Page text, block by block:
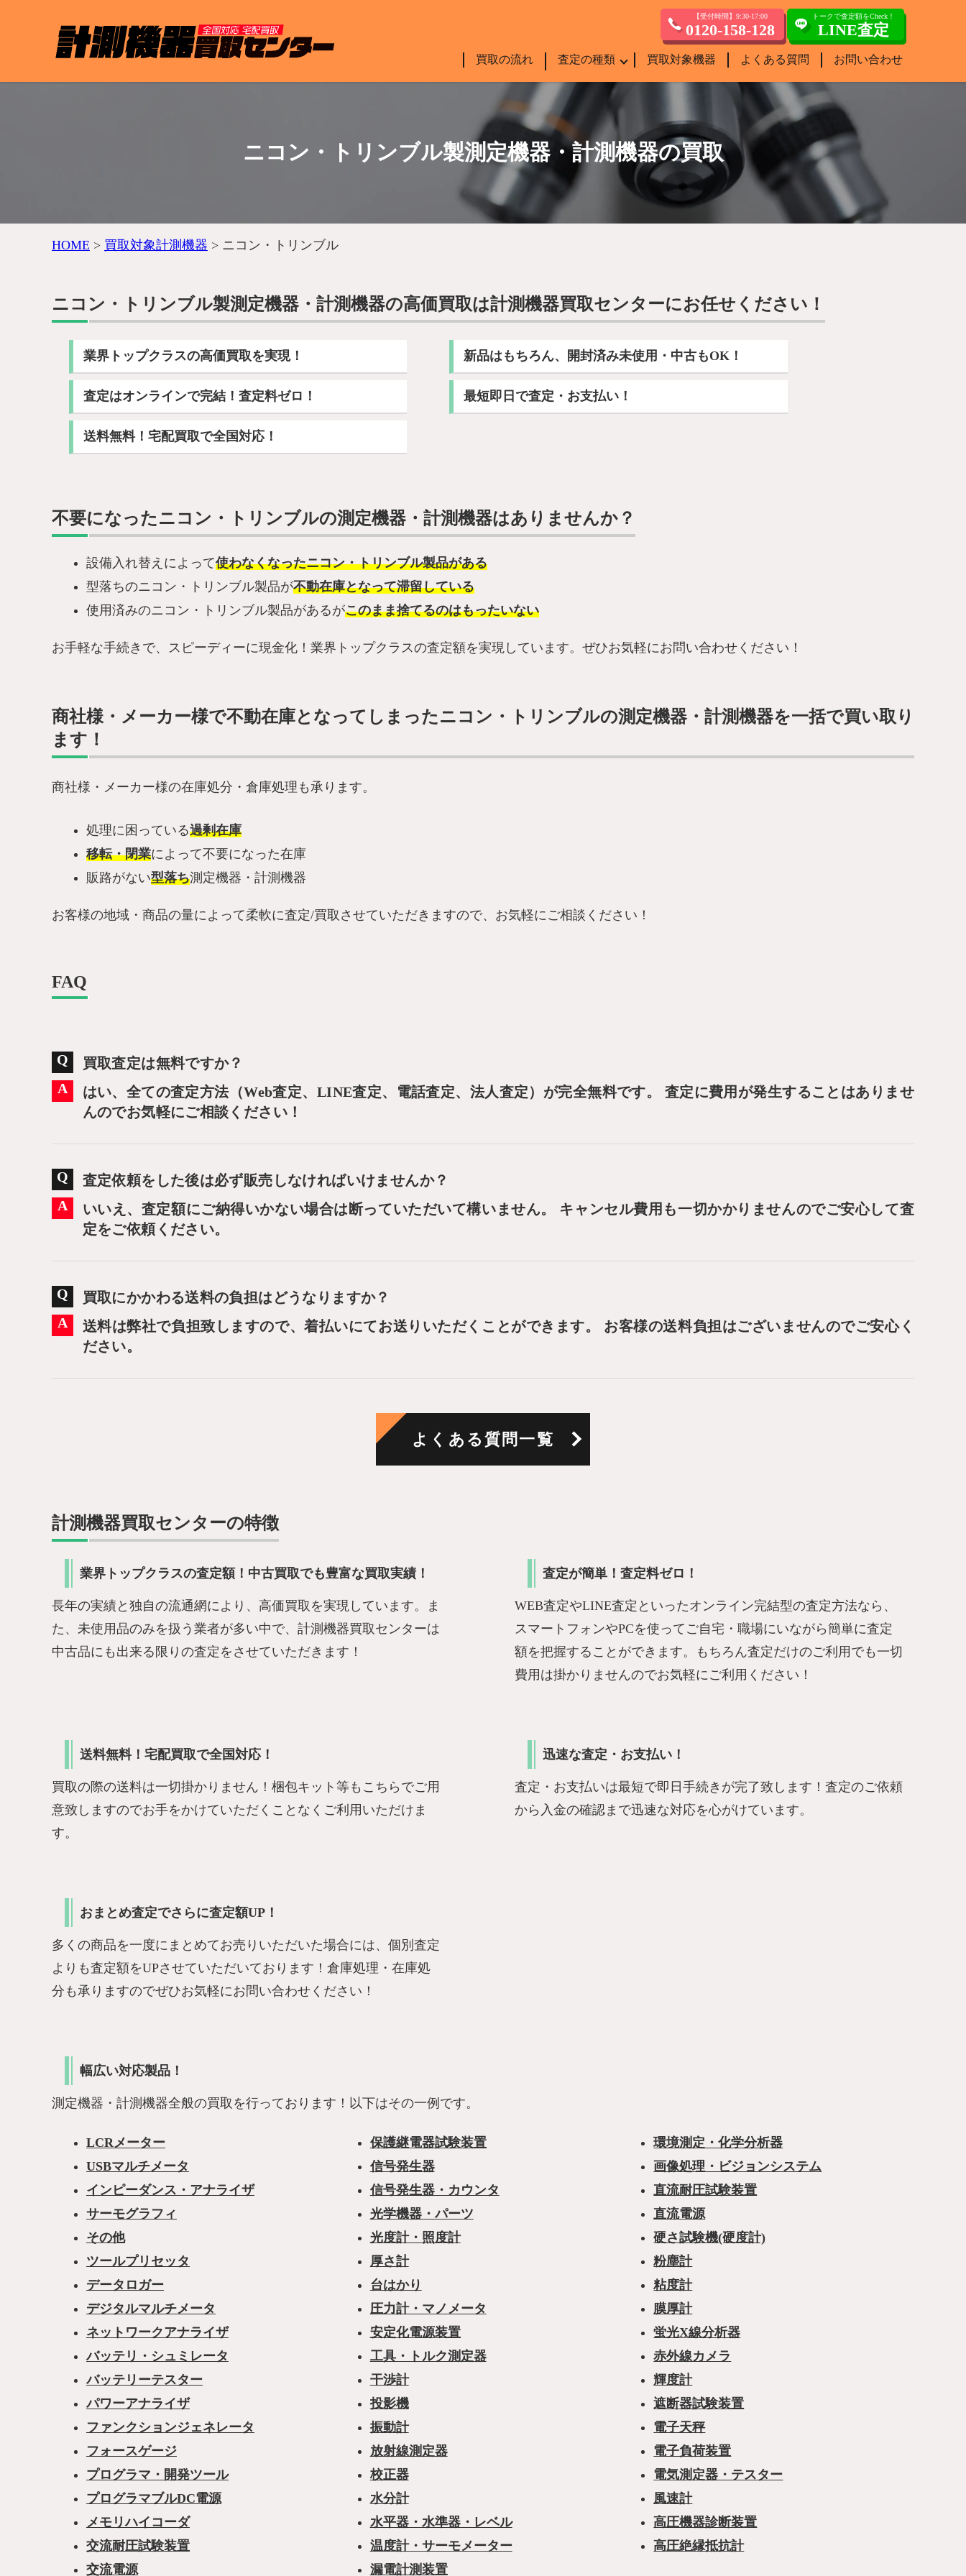
【受付時間】9:30-17:00
0120-158-128
トークで査定額をCheck！
LINE査定
買取の流れ 査定の種類 買取対象機器 よくある質問 お問い合わせ
ニコン・トリンブル製測定機器・計測機器の買取
HOME > 買取対象計測機器 > ニコン・トリンブル
ニコン・トリンブル製測定機器・計測機器の高価買取は計測機器買取センターにお任せください！
業界トップクラスの高価買取を実現！ 新品はもちろん、開封済み未使用・中古もOK！
査定はオンラインで完結！査定料ゼロ！ 最短即日で査定・お支払い！
送料無料！宅配買取で全国対応！
不要になったニコン・トリンブルの測定機器・計測機器はありませんか？
設備入れ替えによって使わなくなったニコン・トリンブル製品がある
型落ちのニコン・トリンブル製品が不動在庫となって滞留している
使用済みのニコン・トリンブル製品があるがこのまま捨てるのはもったいない
お手軽な手続きで、スピーディーに現金化！業界トップクラスの査定額を実現しています。ぜひお気軽にお問い合わせください！
商社様・メーカー様で不動在庫となってしまったニコン・トリンブルの測定機器・計測機器を一括で買い取り
ます！
商社様・メーカー様の在庫処分・倉庫処理も承ります。
処理に困っている過剰在庫
移転・閉業によって不要になった在庫
販路がない型落ち測定機器・計測機器
お客様の地域・商品の量によって柔軟に査定/買取させていただきますので、お気軽にご相談ください！
FAQ
買取査定は無料ですか？
はい、全ての査定方法（Web査定、LINE査定、電話査定、法人査定）が完全無料です。 査定に費用が発生することはありませ
んのでお気軽にご相談ください！
査定依頼をした後は必ず販売しなければいけませんか？
いいえ、査定額にご納得いかない場合は断っていただいて構いません。 キャンセル費用も一切かかりませんのでご安心して査
定をご依頼ください。
買取にかかわる送料の負担はどうなりますか？
送料は弊社で負担致しますので、着払いにてお送りいただくことができます。 お客様の送料負担はございませんのでご安心く
ださい。
よくある質問一覧
計測機器買取センターの特徴
業界トップクラスの査定額！中古買取でも豊富な買取実績！
長年の実績と独自の流通網により、高価買取を実現しています。ま
た、未使用品のみを扱う業者が多い中で、計測機器買取センターは
中古品にも出来る限りの査定をさせていただきます！
査定が簡単！査定料ゼロ！
WEB査定やLINE査定といったオンライン完結型の査定方法なら、
スマートフォンやPCを使ってご自宅・職場にいながら簡単に査定
額を把握することができます。もちろん査定だけのご利用でも一切
費用は掛かりませんのでお気軽にご利用ください！
送料無料！宅配買取で全国対応！
買取の際の送料は一切掛かりません！梱包キット等もこちらでご用
意致しますのでお手をかけていただくことなくご利用いただけま
す。
迅速な査定・お支払い！
査定・お支払いは最短で即日手続きが完了致します！査定のご依頼
から入金の確認まで迅速な対応を心がけています。
おまとめ査定でさらに査定額UP！
多くの商品を一度にまとめてお売りいただいた場合には、個別査定
よりも査定額をUPさせていただいております！倉庫処理・在庫処
分も承りますのでぜひお気軽にお問い合わせください！
幅広い対応製品！
測定機器・計測機器全般の買取を行っております！以下はその一例です。
LCRメーター
USBマルチメータ
インピーダンス・アナライザ
サーモグラフィ
その他
ツールプリセッタ
データロガー
デジタルマルチメータ
ネットワークアナライザ
バッテリ・シュミレータ
バッテリーテスター
パワーアナライザ
ファンクションジェネレータ
フォースゲージ
プログラマ・開発ツール
プログラマブルDC電源
メモリハイコーダ
交流耐圧試験装置
交流電源
保護継電器試験装置
信号発生器
信号発生器・カウンタ
光学機器・パーツ
光度計・照度計
厚さ計
台はかり
圧力計・マノメータ
安定化電源装置
工具・トルク測定器
干渉計
投影機
振動計
放射線測定器
校正器
水分計
水平器・水準器・レベル
温度計・サーモメーター
漏電計測装置
環境測定・化学分析器
画像処理・ビジョンシステム
直流耐圧試験装置
直流電源
硬さ試験機(硬度計)
粉塵計
粘度計
膜厚計
蛍光X線分析器
赤外線カメラ
輝度計
遮断器試験装置
電子天秤
電子負荷装置
電気測定器・テスター
風速計
高圧機器診断装置
高圧絶縁抵抗計